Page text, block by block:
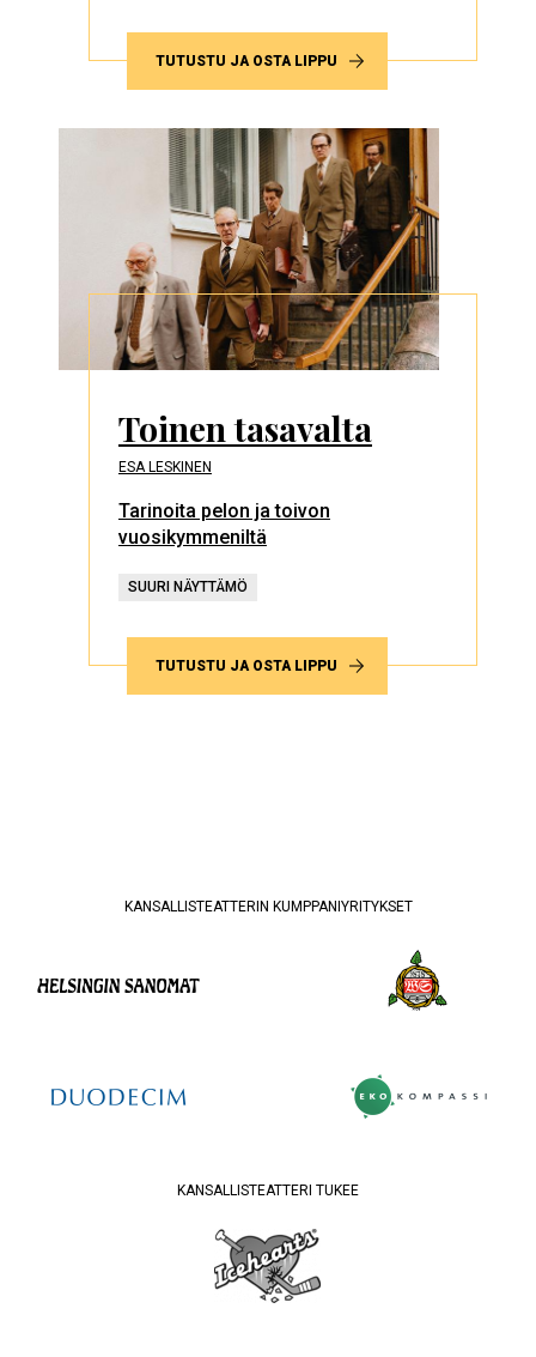
TUTUSTU JA OSTA LIPPU
Toinen tasavalta
ESA LESKINEN
Tarinoita pelon ja toivon
vuosikymmeniltä
SUURI NÄYTTÄMÖ
TUTUSTU JA OSTA LIPPU
KANSALLISTEATTERIN KUMPPANIYRITYKSET
KANSALLISTEATTERI TUKEE